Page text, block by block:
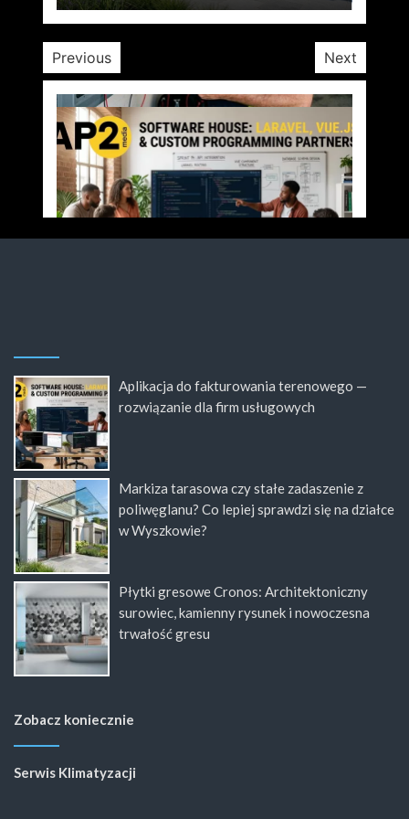
Previous Next
Aplikacja do fakturowania terenowego —
rozwiązanie dla firm usługowych
Markiza tarasowa czy stałe zadaszenie z
poliwęglanu? Co lepiej sprawdzi się na działce
w Wyszkowie?
Płytki gresowe Cronos: Architektoniczny
surowiec, kamienny rysunek i nowoczesna
trwałość gresu
Zobacz koniecznie
Serwis Klimatyzacji